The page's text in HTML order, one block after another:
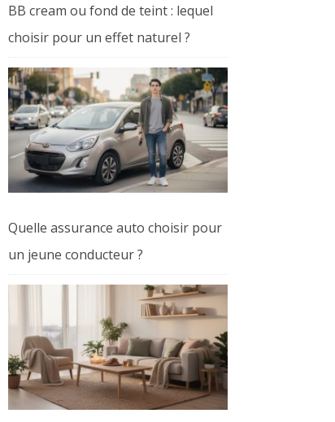
BB cream ou fond de teint : lequel
choisir pour un effet naturel ?
Quelle assurance auto choisir pour
un jeune conducteur ?